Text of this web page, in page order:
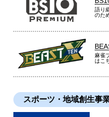
語り
のた
麻雀
はこ
スポーツ・地域創生事